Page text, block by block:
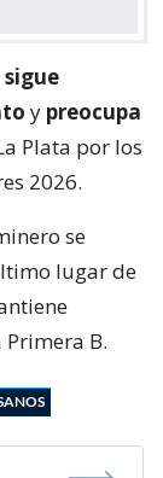
sigue
y preocupa
Plata por los
2026.
se
lugar de
Primera B.